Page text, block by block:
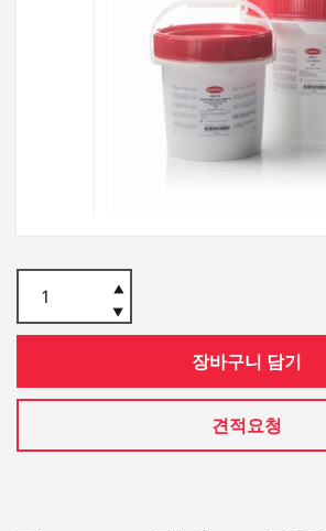
장바구니 담기
견적요청